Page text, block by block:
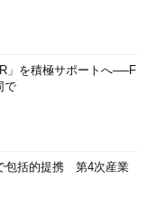
」を積極サポートへ──F
で
包括的提携 第4次産業